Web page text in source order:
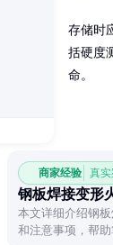
存储时
括硬度
命。
商家经验 真实
钢板焊接变形
本文详细介绍钢
和注意事项，帮助